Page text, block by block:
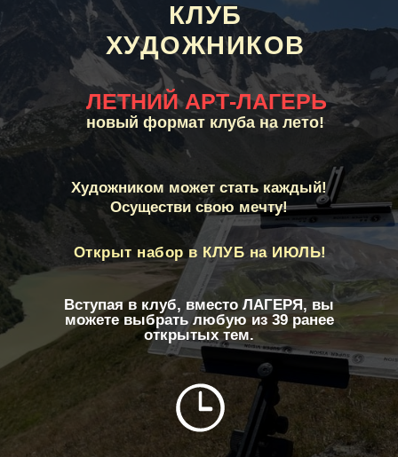
новый формат клуба на лето!
ЛЕТНИЙ АРТ-ЛАГЕРЬ
Художником может стать каждый!
Осуществи свою мечту!
Открыт набор в КЛУБ на ИЮЛЬ!
КЛУБ
ХУДОЖНИКОВ
Вступая в клуб, вместо ЛАГЕРЯ, вы
можете выбрать любую из 39 ранее
открытых тем.